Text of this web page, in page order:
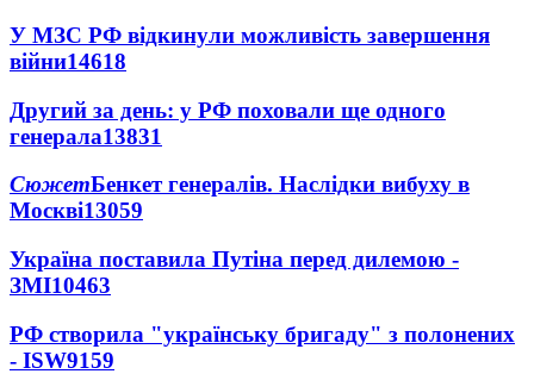
У МЗС РФ відкинули можливість завершення
війни14618
Другий за день: у РФ поховали ще одного
генерала13831
СюжетБенкет генералів. Наслідки вибуху в
Москві13059
Україна поставила Путіна перед дилемою -
ЗМІ10463
РФ створила "українську бригаду" з полонених
- ISW9159